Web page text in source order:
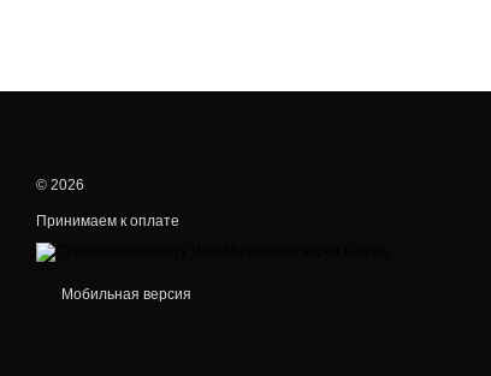
© 2026
Принимаем к оплате
Мобильная версия